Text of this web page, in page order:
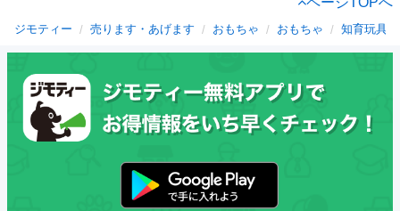
ジモティー 売ります・あげます おもちゃ おもちゃ 知育玩具